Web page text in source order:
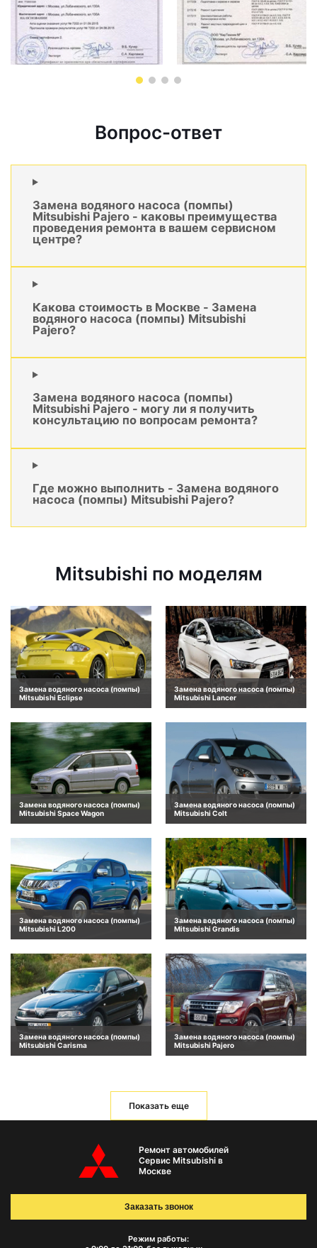
Вопрос-ответ
Замена водяного насоса (помпы)
Mitsubishi Pajero - каковы преимущества
проведения ремонта в вашем сервисном
центре?
Какова стоимость в Москве - Замена
водяного насоса (помпы) Mitsubishi
Pajero?
Замена водяного насоса (помпы)
Mitsubishi Pajero - могу ли я получить
консультацию по вопросам ремонта?
Где можно выполнить - Замена водяного
насоса (помпы) Mitsubishi Pajero?
Mitsubishi по моделям
Замена водяного насоса (помпы)
Mitsubishi Eclipse
Замена водяного насоса (помпы)
Mitsubishi Lancer
Замена водяного насоса (помпы)
Mitsubishi Space Wagon
Замена водяного насоса (помпы)
Mitsubishi Colt
Замена водяного насоса (помпы)
Mitsubishi L200
Замена водяного насоса (помпы)
Mitsubishi Grandis
Замена водяного насоса (помпы)
Mitsubishi Carisma
Замена водяного насоса (помпы)
Mitsubishi Pajero
Показать еще
Ремонт автомобилей
Сервис Mitsubishi в
Москве
Режим работы:
Заказать звонок